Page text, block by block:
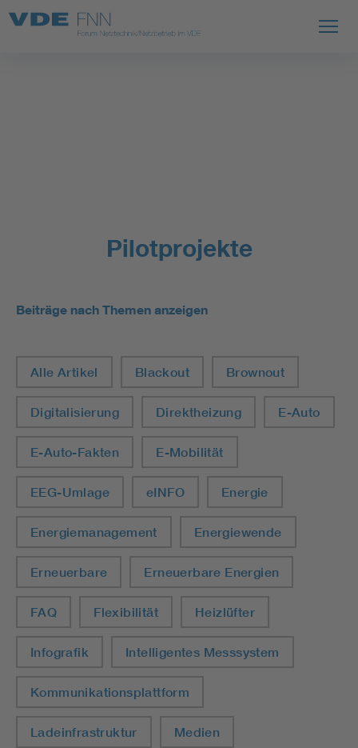
Pilotprojekte
Beiträge nach Themen anzeigen
Alle Artikel Blackout Brownout
Digitalisierung Direktheizung E-Auto
E-Auto-Fakten E-Mobilität
EEG-Umlage eINFO Energie
Energiemanagement Energiewende
Erneuerbare Erneuerbare Energien
FAQ Flexibilität Heizlüfter
Infografik Intelligentes Messsystem
Kommunikationsplattform
Ladeinfrastruktur Medien